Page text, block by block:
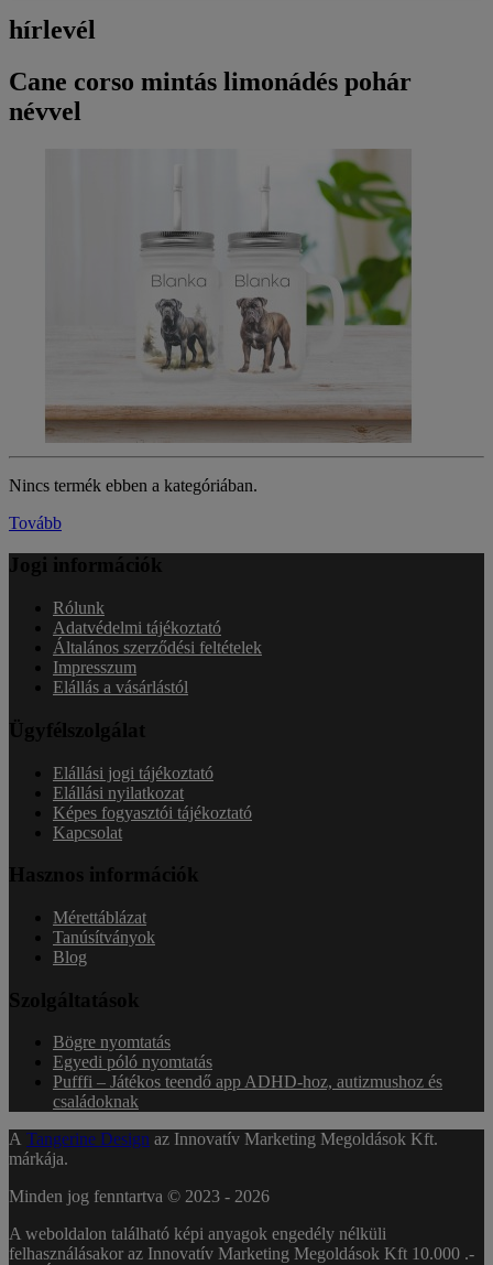
hírlevél
Cane corso mintás limonádés pohár
névvel
Nincs termék ebben a kategóriában.
Tovább
Jogi információk
Rólunk
Adatvédelmi tájékoztató
Általános szerződési feltételek
Impresszum
Elállás a vásárlástól
Ügyfélszolgálat
Elállási jogi tájékoztató
Elállási nyilatkozat
Képes fogyasztói tájékoztató
Kapcsolat
Hasznos információk
Mérettáblázat
Tanúsítványok
Blog
Szolgáltatások
Bögre nyomtatás
Egyedi póló nyomtatás
Pufffi – Játékos teendő app ADHD-hoz, autizmushoz és
családoknak
A Tangerine Design az Innovatív Marketing Megoldások Kft.
márkája.
Minden jog fenntartva © 2023 - 2026
A weboldalon található képi anyagok engedély nélküli
felhasználásakor az Innovatív Marketing Megoldások Kft 10.000 .-